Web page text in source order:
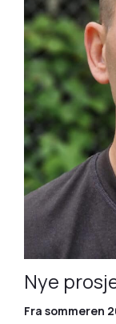
Nye
Fra sommeren